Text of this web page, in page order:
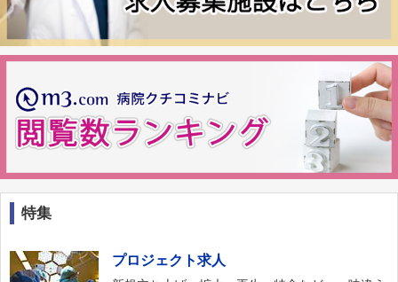
特集
プロジェクト求人